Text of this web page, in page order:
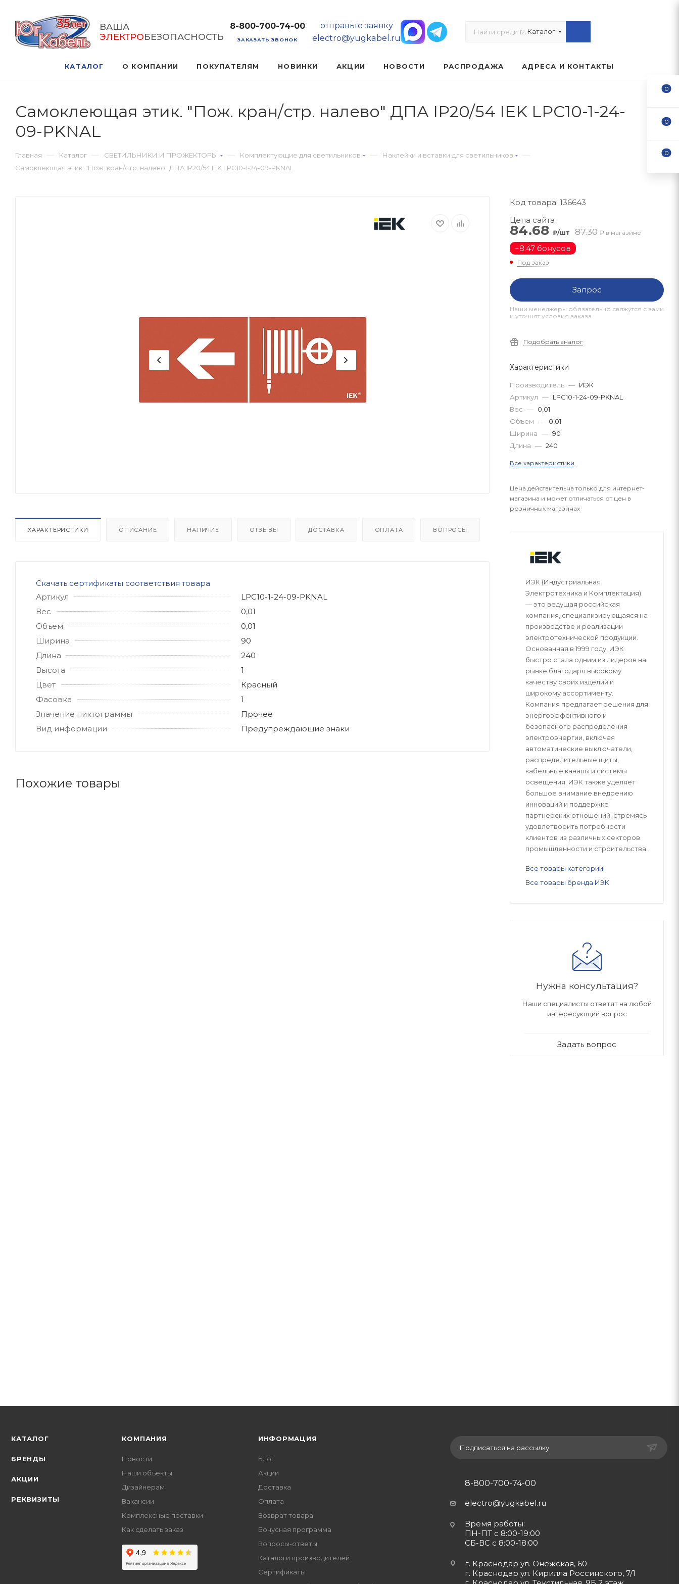
ВАША
ЭЛЕКТРОБЕЗОПАСНОСТЬ
8-800-700-74-00
ЗАКАЗАТЬ ЗВОНОК
отправьте заявку
electro@yugkabel.ru
Каталог
КАТАЛОГ О КОМПАНИИ ПОКУПАТЕЛЯМ НОВИНКИ АКЦИИ НОВОСТИ РАСПРОДАЖА АДРЕСА И КОНТАКТЫ
Самоклеющая этик. "Пож. кран/стр. налево" ДПА IP20/54 IEK LPC10-1-24-
09-PKNAL
Главная — Каталог — СВЕТИЛЬНИКИ И ПРОЖЕКТОРЫ — Комплектующие для светильников — Наклейки и вставки для светильников —
Самоклеющая этик. "Пож. кран/стр. налево" ДПА IP20/54 IEK LPC10-1-24-09-PKNAL
ХАРАКТЕРИСТИКИ ОПИСАНИЕ НАЛИЧИЕ ОТЗЫВЫ ДОСТАВКА ОПЛАТА ВОПРОСЫ
Скачать сертификаты соответствия товара
Артикул
LPC10-1-24-09-PKNAL
Вес
0,01
Объем
0,01
Ширина
90
Длина
240
Высота
1
Цвет
Красный
Фасовка
1
Значение пиктограммы
Прочее
Вид информации
Предупреждающие знаки
Похожие товары
Код товара: 136643
Цена сайта
84.68 ₽/шт 87.30 ₽ в магазине
+8.47 бонусов
Под заказ
Запрос
Наши менеджеры обязательно свяжутся с вами
и уточнят условия заказа
Подобрать аналог
Характеристики
Производитель — ИЭК
Артикул — LPC10-1-24-09-PKNAL
Вес — 0,01
Объем — 0,01
Ширина — 90
Длина — 240
Все характеристики
Цена действительна только для интернет-
магазина и может отличаться от цен в
розничных магазинах
ИЭК (Индустриальная
Электротехника и Комплектация)
— это ведущая российская
компания, специализирующаяся на
производстве и реализации
электротехнической продукции.
Основанная в 1999 году, ИЭК
быстро стала одним из лидеров на
рынке благодаря высокому
качеству своих изделий и
широкому ассортименту.
Компания предлагает решения для
энергоэффективного и
безопасного распределения
электроэнергии, включая
автоматические выключатели,
распределительные щиты,
кабельные каналы и системы
освещения. ИЭК также уделяет
большое внимание внедрению
инноваций и поддержке
партнерских отношений, стремясь
удовлетворить потребности
клиентов из различных секторов
промышленности и строительства.
Все товары категории
Все товары бренда ИЭК
Нужна консультация?
Наши специалисты ответят на любой
интересующий вопрос
Задать вопрос
КАТАЛОГ
БРЕНДЫ
АКЦИИ
РЕКВИЗИТЫ
КОМПАНИЯ
Новости
Наши объекты
Дизайнерам
Вакансии
Комплексные поставки
Как сделать заказ
ИНФОРМАЦИЯ
Блог
Акции
Доставка
Оплата
Возврат товара
Бонусная программа
Вопросы-ответы
Каталоги производителей
Сертификаты
Подписаться на рассылку
8-800-700-74-00
electro@yugkabel.ru
Время работы:
ПН-ПТ с 8:00-19:00
СБ-ВС с 8:00-18:00
г. Краснодар ул. Онежская, 60
г. Краснодар ул. Кирилла Россинского, 7/1
0
0
0